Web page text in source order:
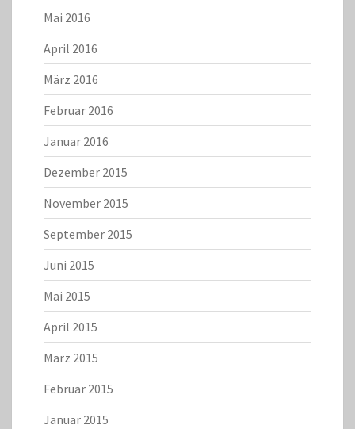
Mai 2016
April 2016
März 2016
Februar 2016
Januar 2016
Dezember 2015
November 2015
September 2015
Juni 2015
Mai 2015
April 2015
März 2015
Februar 2015
Januar 2015